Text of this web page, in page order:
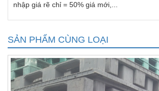
nhập giá rẽ chỉ = 50% giá mới,...
SẢN PHẨM CÙNG LOẠI